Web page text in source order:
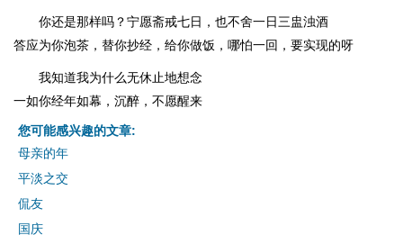
你还是那样吗？宁愿斋戒七日，也不舍一日三盅浊酒
答应为你泡茶，替你抄经，给你做饭，哪怕一回，要实现的呀
我知道我为什么无休止地想念
一如你经年如幕，沉醉，不愿醒来
您可能感兴趣的文章:
母亲的年
平淡之交
侃友
国庆